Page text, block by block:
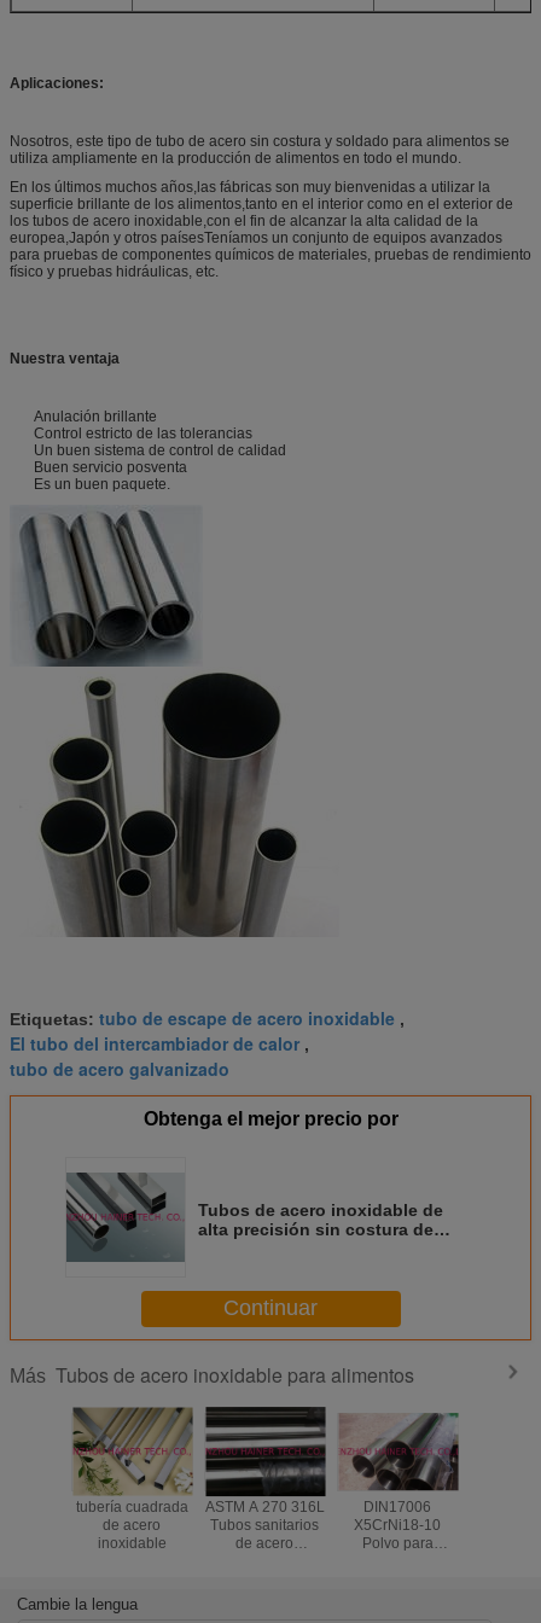
Aplicaciones:
Nosotros, este tipo de tubo de acero sin costura y soldado para alimentos se
utiliza ampliamente en la producción de alimentos en todo el mundo.
En los últimos muchos años,las fábricas son muy bienvenidas a utilizar la
superficie brillante de los alimentos,tanto en el interior como en el exterior de
los tubos de acero inoxidable,con el fin de alcanzar la alta calidad de la
europea,Japón y otros paísesTeníamos un conjunto de equipos avanzados
para pruebas de componentes químicos de materiales, pruebas de rendimiento
físico y pruebas hidráulicas, etc.
Nuestra ventaja
Anulación brillante
Control estricto de las tolerancias
Un buen sistema de control de calidad
Buen servicio posventa
Es un buen paquete.
Etiquetas: tubo de escape de acero inoxidable ,
El tubo del intercambiador de calor ,
tubo de acero galvanizado
Obtenga el mejor precio por
Tubos de acero inoxidable de
alta precisión sin costura de
Continuar
Más Tubos de acero inoxidable para alimentos
tubería cuadrada
de acero
inoxidable
ASTM A 270 316L
Tubos sanitarios
de acero
DIN17006
X5CrNi18-10
Polvo para
Cambie la lengua